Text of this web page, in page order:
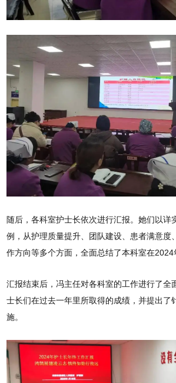
随后，各科室护士长依次进行汇报。她们以详
例，从护理质量提升、团队建设、患者满意度
作方向等多个方面，全面总结了本科室在2024
汇报结束后，冯主任对各科室的工作进行了全
士长们在过去一年里所取得的成绩，并提出了
施。